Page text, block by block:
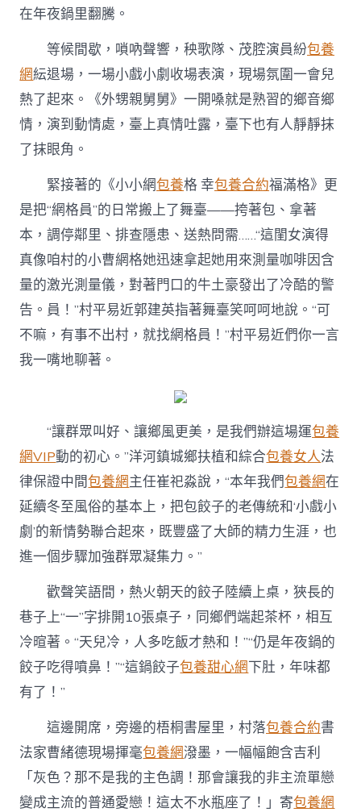
在年夜鍋里翻騰。
等候間歇，嗩吶聲響，秧歌隊、茂腔演員紛包養
網紜退場，一場小戲小劇收場表演，現場氛圍一會兒
熱了起來。《外甥親舅舅》一開嗓就是熟習的鄉音鄉
情，演到動情處，臺上真情吐露，臺下也有人靜靜抹
了抹眼角。
緊接著的《小小網包養格 幸包養合約福滿格》更
是把“網格員”的日常搬上了舞臺——挎著包、拿著
本，調停鄰里、排查隱患、送熱問需……“這閨女演得
真像咱村的小曹網格她迅速拿起她用來測量咖啡因含
量的激光測量儀，對著門口的牛土豪發出了冷酷的警
告。員！”村平易近郭建英指著舞臺笑呵呵地說。“可
不嘛，有事不出村，就找網格員！”村平易近們你一言
我一嘴地聊著。
“讓群眾叫好、讓鄉風更美，是我們辦這場運包養
網VIP動的初心。”洋河鎮城鄉扶植和綜合包養女人法
律保證中間包養網主任崔祀淼說，“本年我們包養網在
延續冬至風俗的基本上，把包餃子的老傳統和‘小戲小
劇’的新情勢聯合起來，既豐盛了大師的精力生涯，也
進一個步驟加強群眾凝集力。”
歡聲笑語間，熱火朝天的餃子陸續上桌，狹長的
巷子上“一”字排開10張桌子，同鄉們端起茶杯，相互
冷暄著。“天兒冷，人多吃飯才熱和！”“仍是年夜鍋的
餃子吃得噴鼻！”“這鍋餃子包養甜心網下肚，年味都
有了！”
這邊開席，旁邊的梧桐書屋里，村落包養合約書
法家曹緒德現場揮毫包養網潑墨，一幅幅飽含吉利
「灰色？那不是我的主色調！那會讓我的非主流單戀
變成主流的普通愛戀！這太不水瓶座了！」寄包養網